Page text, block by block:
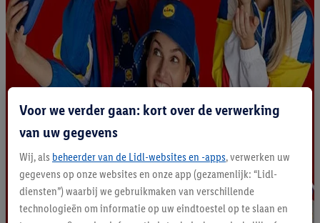
Voor we verder gaan: kort over de verwerking
van uw gegevens
Wij, als beheerder van de Lidl-websites en -apps, verwerken uw
gegevens op onze websites en onze app (gezamenlijk: “Lidl-
diensten”) waarbij we gebruikmaken van verschillende
technologieën om informatie op uw eindtoestel op te slaan en